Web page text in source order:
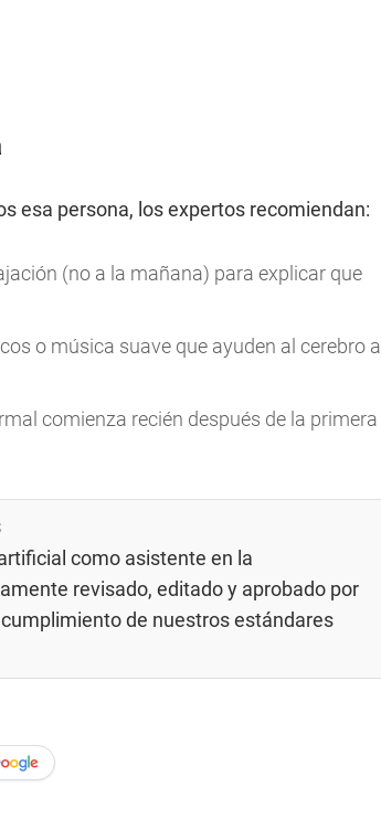
esa persona, los expertos recomiendan:
(no a la mañana) para explicar que
o música suave que ayuden al cerebro a
comienza recién después de la primera
como asistente en la
revisado, editado y aprobado por
de nuestrosestándares